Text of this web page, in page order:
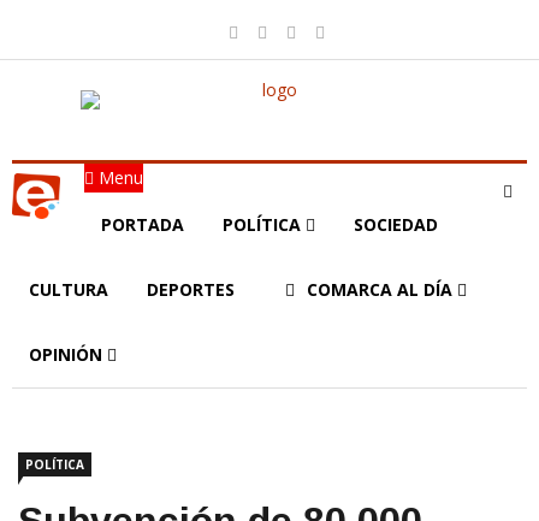
Menu
PORTADA POLÍTICA SOCIEDAD
CULTURA DEPORTES COMARCA AL DÍA
OPINIÓN
POLÍTICA